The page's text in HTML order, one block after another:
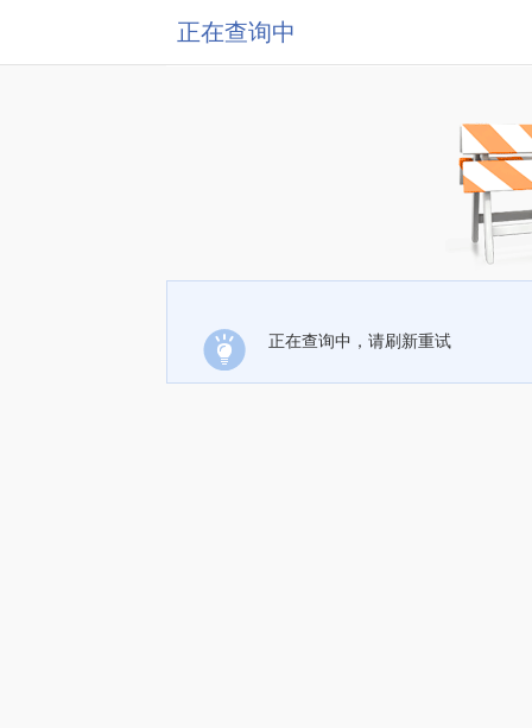
正在查询中
正在查询中，请刷新重试